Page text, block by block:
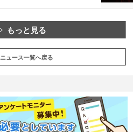
もっと見る
ニュース一覧へ戻る